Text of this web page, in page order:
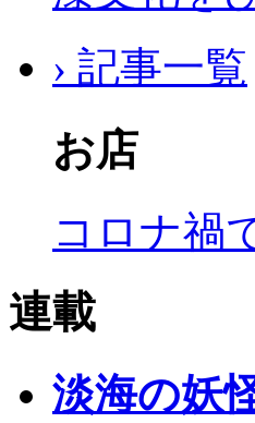
› 記事一覧
お店
コロナ禍
連載
淡海の妖